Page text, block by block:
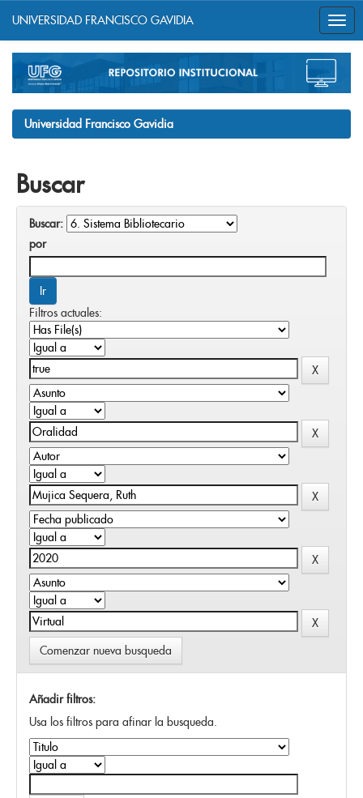
navigation
UNIVERSIDAD FRANCISCO GAVIDIA
Universidad Francisco Gavidia
Buscar
Buscar:
por
Filtros actuales:
Comenzar nueva busqueda
Añadir filtros:
Usa los filtros para afinar la busqueda.